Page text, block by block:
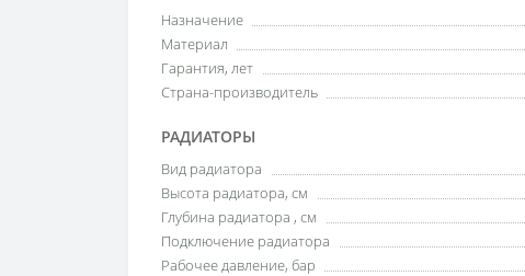
Назначение
Материал
Гарантия, лет
Страна-производитель
РАДИАТОРЫ
Вид радиатора
Высота радиатора, см
Глубина радиатора , см
Подключение радиатора
Рабочее давление, бар